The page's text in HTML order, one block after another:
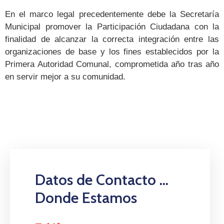
En el marco legal precedentemente debe la Secretaría
Municipal promover la Participación Ciudadana con la
finalidad de alcanzar la correcta integración entre las
organizaciones de base y los fines establecidos por la
Primera Autoridad Comunal, comprometida año tras año
en servir mejor a su comunidad.
Datos de Contacto ...
Donde Estamos